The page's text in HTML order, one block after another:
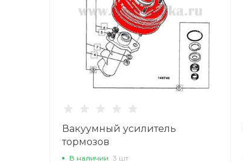
Вакуумный усилитель
тормозов
В наличии 3 шт